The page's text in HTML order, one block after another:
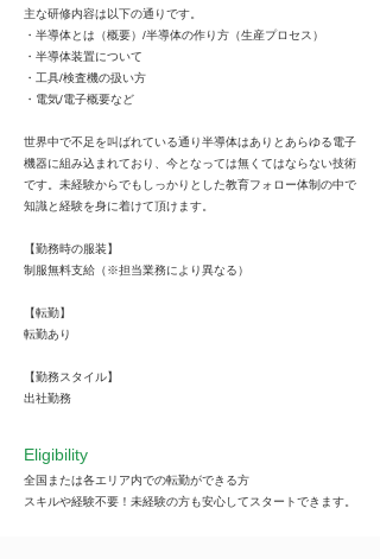
主な研修内容は以下の通りです。
・半導体とは（概要）/半導体の作り方（生産プロセス）
・半導体装置について
・工具/検査機の扱い方
・電気/電子概要など
世界中で不足を叫ばれている通り半導体はありとあらゆる電子
機器に組み込まれており、今となっては無くてはならない技術
です。未経験からでもしっかりとした教育フォロー体制の中で
知識と経験を身に着けて頂けます。
【勤務時の服装】
制服無料支給（※担当業務により異なる）
【転勤】
転勤あり
【勤務スタイル】
出社勤務
Eligibility
全国または各エリア内での転勤ができる方
スキルや経験不要！未経験の方も安心してスタートできます。